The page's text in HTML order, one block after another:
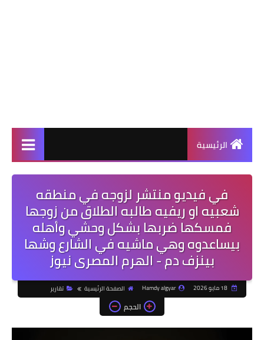
الرئيسية
في فيديو منتشر لزوجه في منطقه
شعبيه او ريفيه طالبه الطلاق من زوجها
فمسكها ضربها بشكل وحشي وأهله
بيساعدوه وهي ماشيه في الشارع وشها
بينزف دم - الهرم المصرى نيوز
18 مايو 2026 Hamdy algyar الصفحة الرئيسية تقارير
الحجم